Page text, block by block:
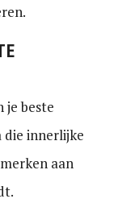
je beste
die innerlijke
aan